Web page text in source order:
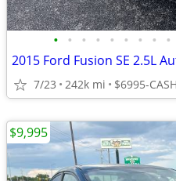
• • • • • • • • •
7/23 242k mi $6995-
$9,995